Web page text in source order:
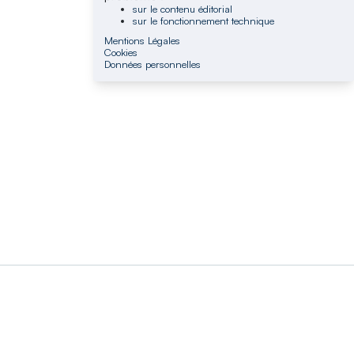
sur le contenu éditorial
sur le fonctionnement technique
Mentions Légales
Cookies
Données personnelles